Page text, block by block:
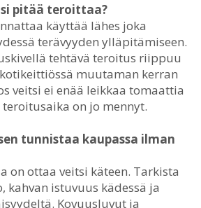
pitää teroittaa?
käyttää lähes joka
terävyyden ylläpitämiseen.
tehtävä teroitus riippuu
muutaman kerran
veitsi ei enää leikkaa tomaattia
on jo mennyt.
tunnistaa kaupassa ilman
on ottaa veitsi käteen. Tarkista
kahvan istuvuus kädessä ja
Kovuusluvut ja